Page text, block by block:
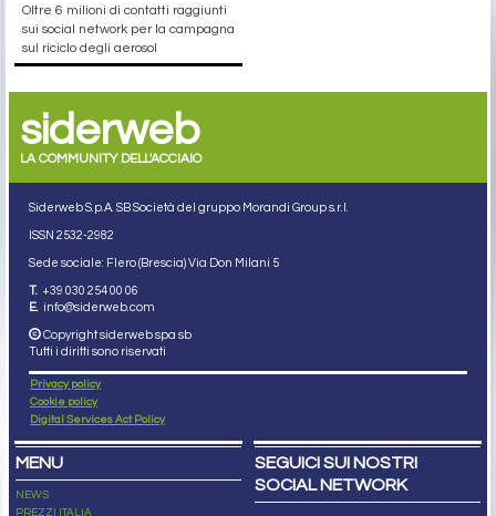
Oltre 6 milioni di contatti raggiunti
sui social network per la campagna
sul riciclo degli aerosol
siderweb
LA COMMUNITY DELL'ACCIAIO
Siderweb S.p.A. SB Società del gruppo Morandi Group s.r.l.
ISSN 2532-2982
Sede sociale: Flero (Brescia) Via Don Milani 5
T. +39 030 254 00 06
E. info@siderweb.com
Copyright siderweb spa sb
Tutti i diritti sono riservati
Privacy policy
Cookie policy
Digital Services Act Policy
MENU
NEWS
PREZZI ITALIA
SEGUICI SUI NOSTRI
SOCIAL NETWORK